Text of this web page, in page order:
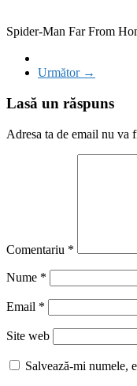
Spider-Man Far From
Următor →
Lasă un răspuns
Adresa ta de email nu va
Comentariu *
Nume *
Email *
Site web
Salvează-mi numele,